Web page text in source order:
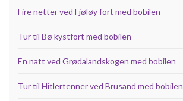
Fire netter ved Fjøløy fort med bobilen
Tur til Bø kystfort med bobilen
En natt ved Grødalandskogen med bobilen
Tur til Hitlertenner ved Brusand med bobilen